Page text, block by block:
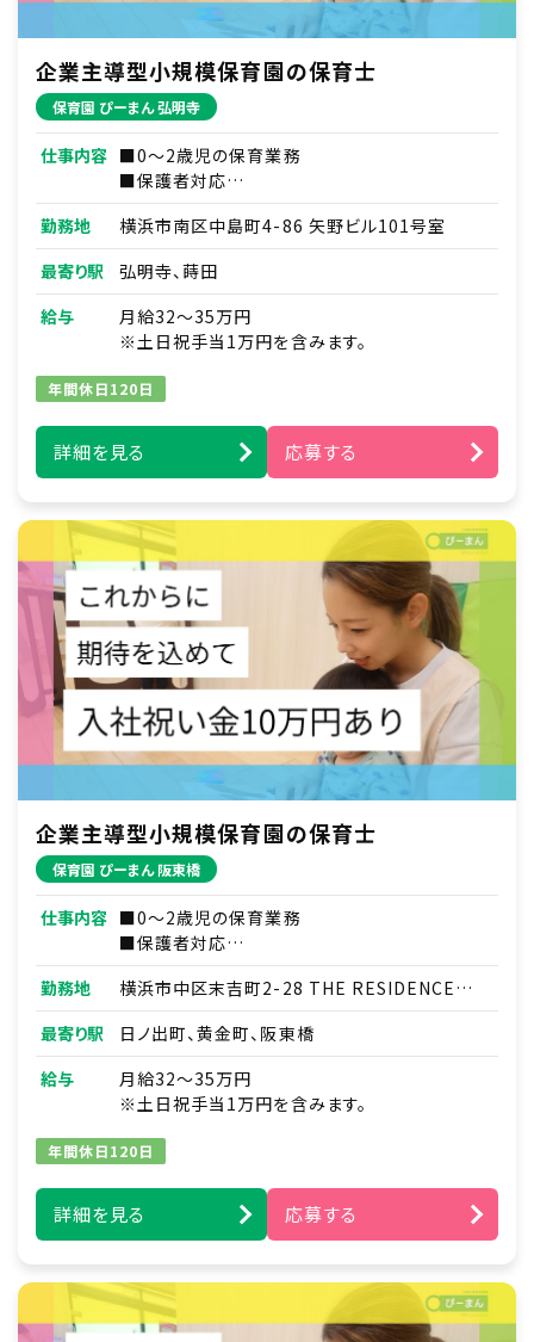
企業主導型小規模保育園の保育士
保育園 ぴーまん 弘明寺
仕事内容 ■0～2歳児の保育業務
■保護者対応
■連絡帳・記録業務
※ICTシステムを使用
■各種研修参加
■見学対応
■調理補助
■ほか付随する業務
勤務地
横浜市南区中島町4-86 矢野ビル101号室
最寄り駅
弘明寺、蒔田
給与
月給32～35万円
※土日祝手当1万円を含みます。
年間休日120日
詳細を見る 応募する
企業主導型小規模保育園の保育士
保育園 ぴーまん 阪東橋
仕事内容 ■0～2歳児の保育業務
■保護者対応
■連絡帳・記録業務
※ICTシステムを使用
■各種研修参加
■見学対応
■調理補助
■ほか付随する業務
勤務地
横浜市中区末吉町2-28 THE RESIDENCE
HARU101号室
最寄り駅
日ノ出町、黄金町、阪東橋
給与
月給32～35万円
※土日祝手当1万円を含みます。
年間休日120日
詳細を見る 応募する